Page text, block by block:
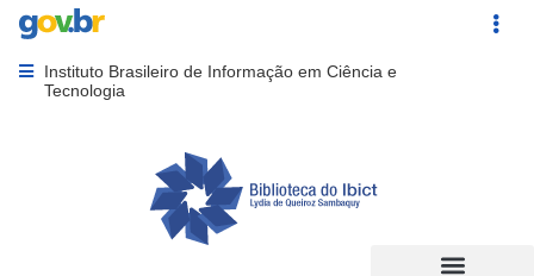
Portal Gov.br
Acesso
Abrir menu principal de navegação
Instituto Brasileiro de Informação em Ciência e
Tecnologia